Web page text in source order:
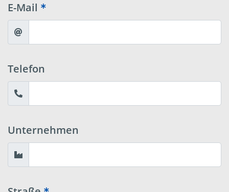
E-Mail
Telefon
Unternehmen